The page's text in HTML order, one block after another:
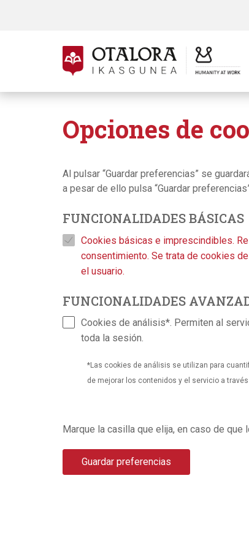
Opciones de
Al pulsar “Guardar preferencias” se
a pesar de ello pulsa “Guardar
FUNCIONALIDADES BÁSICAS
Cookies básicas e imprescindibles.
consentimiento. Se trata de cookies
el usuario.
FUNCIONALIDADES
Cookies de análisis*. Permiten al
toda la sesión.
*Las cookies de análisis se utilizan para
de mejorar los contenidos y el servicio a
Marque la casilla que elija, en caso de
Guardar preferencias